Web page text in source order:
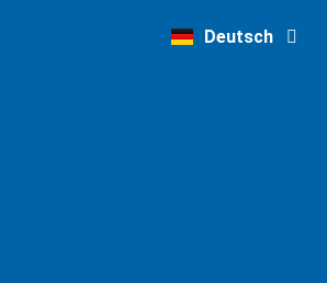
Deutsch
Nederlands